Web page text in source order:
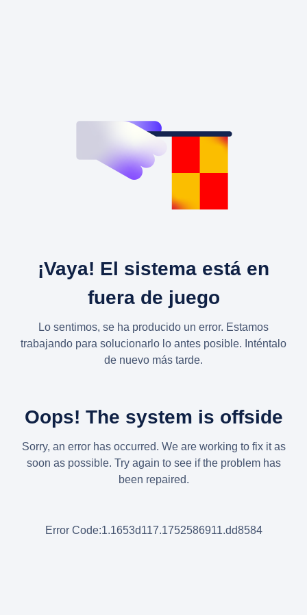
¡Vaya! El sistema está en
fuera de juego
Lo sentimos, se ha producido un error. Estamos
trabajando para solucionarlo lo antes posible. Inténtalo
de nuevo más tarde.
Oops! The system is offside
Sorry, an error has occurred. We are working to fix it as
soon as possible. Try again to see if the problem has
been repaired.
Error Code:1.1653d117.1752586911.dd8584